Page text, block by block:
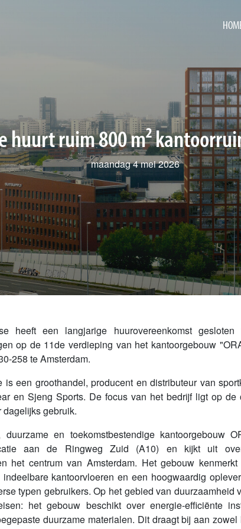
huurt ruim 800 m²
maandag 4 mei 2026
heeft een langjarige huurovereenkomst
op de 11de verdieping van het kantoorgebouw
258 te Amsterdam.
is een groothandel, producent en distributeur van
en Sjeng Sports. De focus van het bedrijf ligt op de
gebruik.
duurzame en toekomstbestendige kantoorgebouw
aan de Ringweg Zuid (A10) en kijkt uit
het centrum van Amsterdam. Het gebouw
kantoorvloeren en een hoogwaardig
typen gebruikers. Op het gebied van duurzaamheid
het gebouw beschikt over energie-efficiënte
duurzame materialen. Dit draagt bij aan